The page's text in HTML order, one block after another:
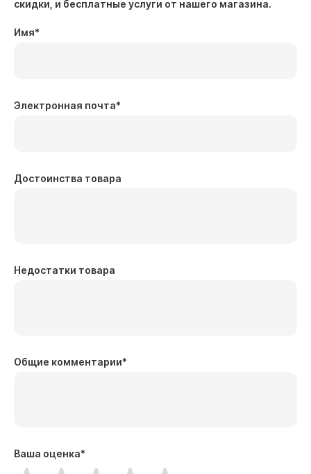
скидки, и бесплатные услуги от нашего магазина.
Имя*
Электронная почта*
Достоинства товара
Недостатки товара
Общие комментарии*
Ваша оценка*